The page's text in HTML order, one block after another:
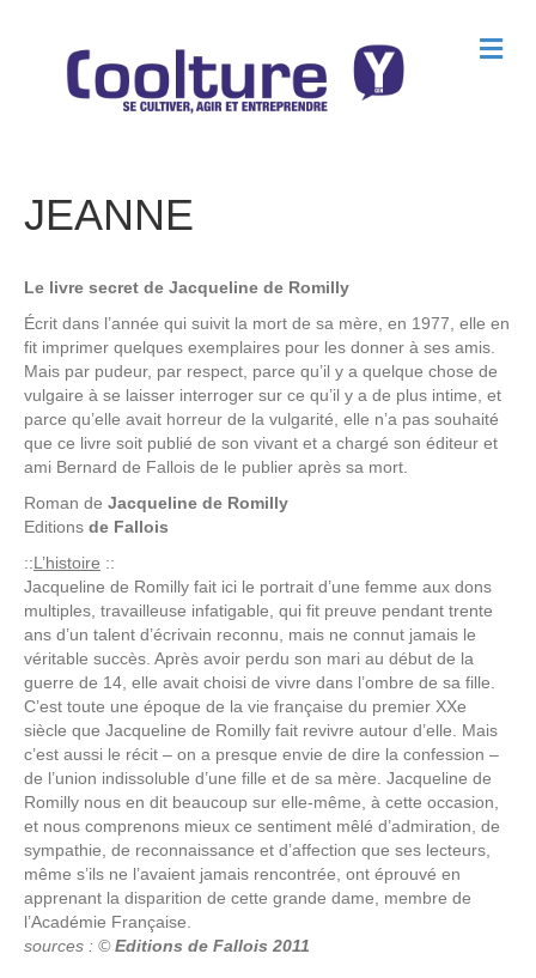
M
e
JEANNE
Le livre secret de Jacqueline de Romilly
Écrit dans l’année qui suivit la mort de sa mère, en 1977, elle en
fit imprimer quelques exemplaires pour les donner à ses amis.
Mais par pudeur, par respect, parce qu’il y a quelque chose de
vulgaire à se laisser interroger sur ce qu’il y a de plus intime, et
parce qu’elle avait horreur de la vulgarité, elle n’a pas souhaité
que ce livre soit publié de son vivant et a chargé son éditeur et
ami Bernard de Fallois de le publier après sa mort.
Roman de Jacqueline de Romilly
Editions de Fallois
::L’histoire ::
Jacqueline de Romilly fait ici le portrait d’une femme aux dons
multiples, travailleuse infatigable, qui fit preuve pendant trente
ans d’un talent d’écrivain reconnu, mais ne connut jamais le
véritable succès. Après avoir perdu son mari au début de la
guerre de 14, elle avait choisi de vivre dans l’ombre de sa fille.
C’est toute une époque de la vie française du premier XXe
siècle que Jacqueline de Romilly fait revivre autour d’elle. Mais
c’est aussi le récit – on a presque envie de dire la confession –
de l’union indissoluble d’une fille et de sa mère. Jacqueline de
Romilly nous en dit beaucoup sur elle-même, à cette occasion,
et nous comprenons mieux ce sentiment mêlé d’admiration, de
sympathie, de reconnaissance et d’affection que ses lecteurs,
même s’ils ne l’avaient jamais rencontrée, ont éprouvé en
apprenant la disparition de cette grande dame, membre de
l’Académie Française.
sources : ©Editions de Fallois 2011